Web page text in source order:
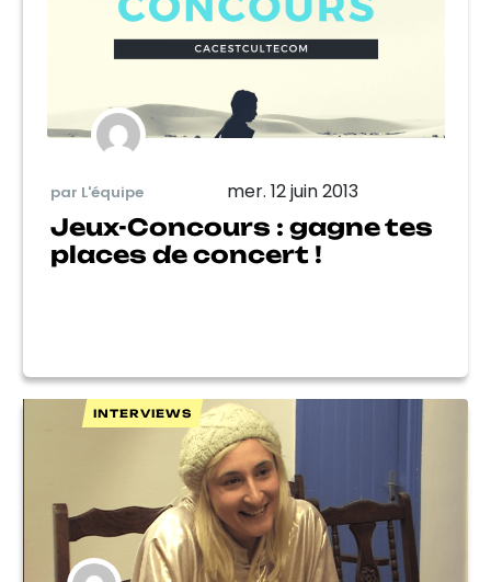
par L'équipe mer. 12 juin 2013
Jeux-Concours : gagne tes
places de concert !
INTERVIEWS